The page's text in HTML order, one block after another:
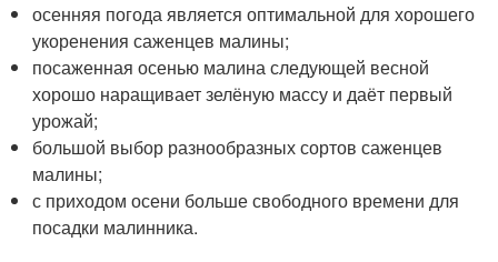
осенняя погода является оптимальной для хорошего
укоренения саженцев малины;
посаженная осенью малина следующей весной
хорошо наращивает зелёную массу и даёт первый
урожай;
большой выбор разнообразных сортов саженцев
малины;
с приходом осени больше свободного времени для
посадки малинника.